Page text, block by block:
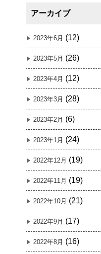
アーカイブ
2023年6月 (12)
2023年5月 (26)
2023年4月 (12)
2023年3月 (28)
2023年2月 (6)
2023年1月 (24)
2022年12月 (19)
2022年11月 (19)
2022年10月 (21)
2022年9月 (17)
2022年8月 (16)